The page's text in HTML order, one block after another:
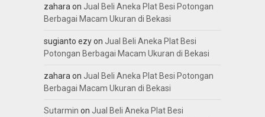
zahara on Jual Beli Aneka Plat Besi Potongan
Berbagai Macam Ukuran di Bekasi
sugianto ezyon Jual Beli Aneka Plat Besi
Potongan Berbagai Macam Ukuran di Bekasi
zahara on Jual Beli Aneka Plat Besi Potongan
Berbagai Macam Ukuran di Bekasi
Sutarmin on Jual Beli Aneka Plat Besi